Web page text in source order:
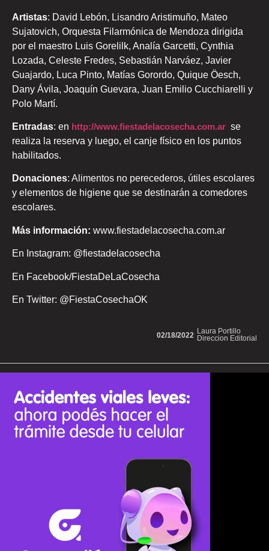
Artistas: David Lebón, Lisandro Aristimuño, Mateo
Sujatovich, Orquesta Filarmónica de Mendoza dirigida
por el maestro Luis Gorelilk, Analía Garcetti, Cynthia
Lozada, Celeste Fredes, Sebastián Narváez, Javier
Guajardo, Luca Pinto, Matías Gorordo, Quique Öesch,
Dany Ávila, Joaquín Guevara, Juan Emilio Cucchiarelli y
Polo Martí.
Entradas: en http://www.fiestadelacosecha.com.ar se
realiza la reserva y luego, el canje físico en los puntos
habilitados.
Donaciones: Alimentos no perecederos, útiles escolares
y elementos de higiene que se destinarán a comedores
escolares.
Más información: www.fiestadelacosecha.com.ar
En Instagram: @fiestadelacosecha
En Facebook/FiestaDeLaCosecha
En Twitter: @FiestaCosechaOK
Laura Portillo
Direccion Editorial
02/18/2022